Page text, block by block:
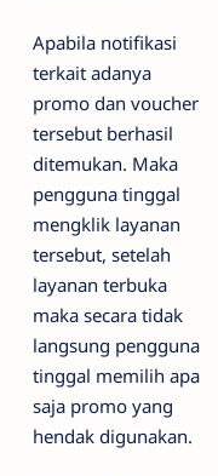
Apabila notifikasi
terkait adanya
promo dan voucher
tersebut berhasil
ditemukan. Maka
pengguna tinggal
mengklik layanan
tersebut, setelah
layanan terbuka
maka secara tidak
langsung pengguna
tinggal memilih apa
saja promo yang
hendak digunakan.